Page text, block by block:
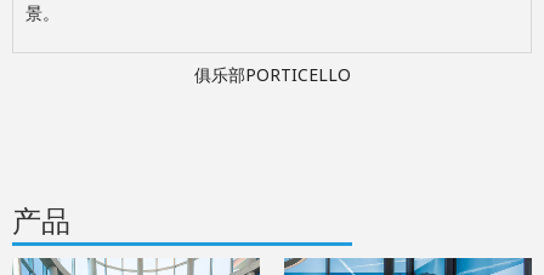
景。
俱乐部PORTICELLO
产品